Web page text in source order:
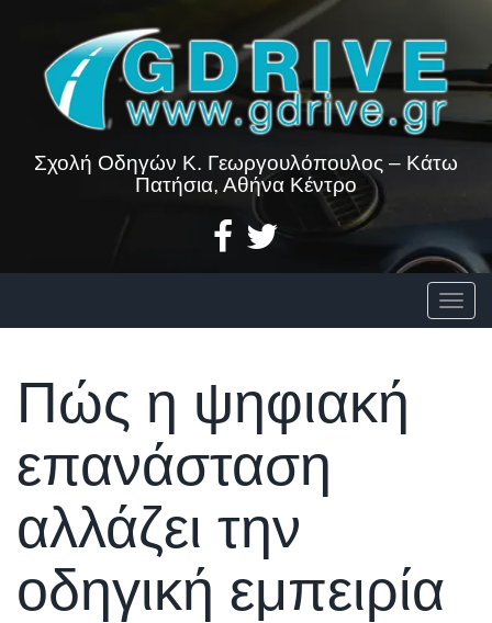
content
Σχολή Οδηγών Κ. Γεωργουλόπουλος – Κάτω
Πατήσια, Αθήνα Κέντρο
Πώς η ψηφιακή
επανάσταση
αλλάζει την
οδηγική εμπειρία